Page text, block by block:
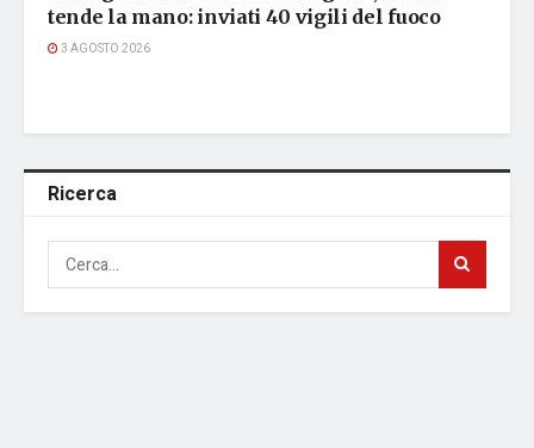
tende la mano: inviati 40 vigili del fuoco
3 AGOSTO 2026
Ricerca